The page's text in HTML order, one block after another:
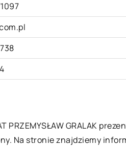
GRALAK
Na stronie znajdziemy